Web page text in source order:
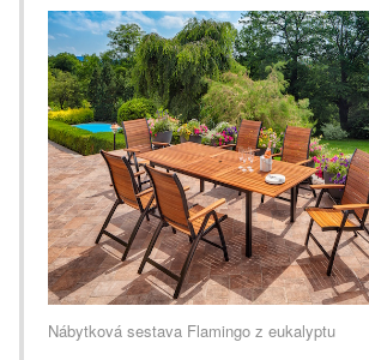
Nábytková sestava Flamingo z eukalyptu